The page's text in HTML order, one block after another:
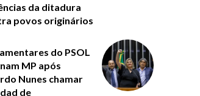
da ditadura
povos originários
do PSOL
MP após
Nunes chamar
de